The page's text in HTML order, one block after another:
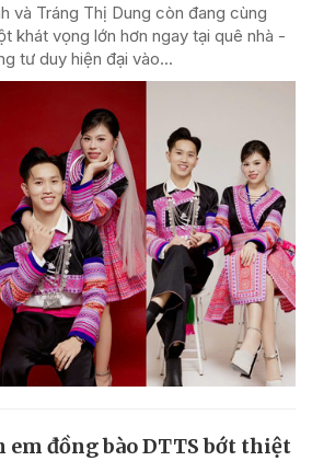
và Tráng Thị Dung còn đang cùng
khát vọng lớn hơn ngay tại quê nhà -
tư duy hiện đại vào...
em đồng bào DTTS bớt thiệt